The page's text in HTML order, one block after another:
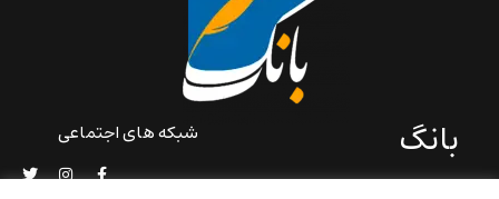
بانگ شبکه های اجتماعی